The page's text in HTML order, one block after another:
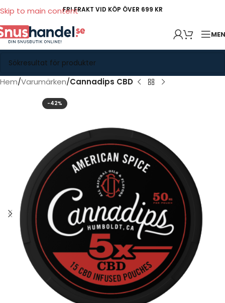
Skip to main contentFRI FRAKT VID KÖP ÖVER 699 KR
Hem Varumärken Cannadips CBD
-42%